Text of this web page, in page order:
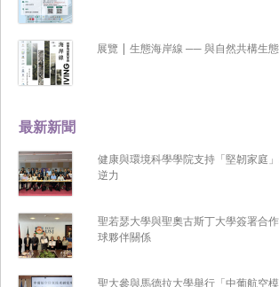
最新新聞
健康與環境科學學院支持「堅韌家庭
逆力
聖若瑟大學與聖奧古斯丁大學簽署合
球夥伴關係
聖大參與馬德拉大學舉行「中葡航空模
展覽 | 生態海岸線 ── 與自然共構生